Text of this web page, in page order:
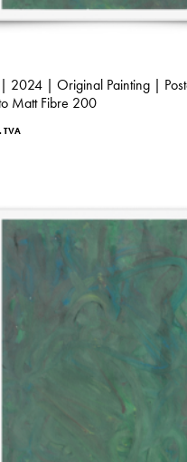
2024 | Original Painting |
Matt Fibre 200